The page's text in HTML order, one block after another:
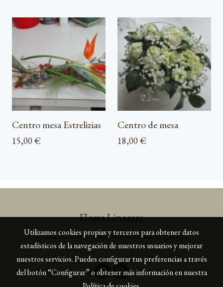
Centro mesa Estrelizias
15,00 €
Centro de mesa
18,00 €
Flores Linacero
¡Dedicándonos a nuestra verdadera pasión!
Utilizamos cookies propias y terceros para obtener datos
estadísticos de la navegación de nuestros usuarios y mejorar
nuestros servicios. Puedes configurar tus preferencias a través
del botón “Configurar” o obtener más información en nuestra